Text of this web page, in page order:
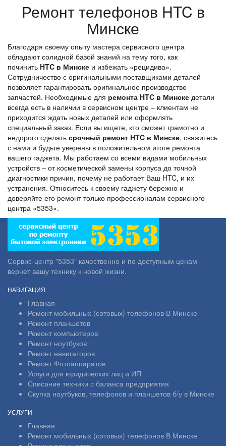
Ремонт телефонов HTC в
Минске
Благодаря своему опыту мастера сервисного центра
обладают солидной базой знаний на тему того, как
починить HTC в Минске и избежать «рецидива».
Сотрудничество с оригинальными поставщиками деталей
позволяет гарантировать оригинальное производство
запчастей. Необходимые для ремонта HTC в Минске детали
всегда есть в наличии в сервисном центре – клиентам не
приходится ждать новых деталей или оформлять
специальный заказ. Если вы ищете, кто сможет грамотно и
недорого сделать срочный ремонт HTC в Минске, свяжитесь
с нами и будьте уверены в положительном итоге ремонта
вашего гаджета. Мы работаем со всеми видами мобильных
устройств – от косметической замены корпуса до точной
диагностики причин, почему не работает Ваш HTC, и их
устранения. Относитесь к своему гаджету бережно и
доверяйте его ремонт только профессионалам сервисного
центра «5353».
Сервис-центр "5353" качественно и по доступным ценам
вернет вашу технику к новой жизни.
НАВИГАЦИЯ
Главная
Ремонт мобильных (сотовых) телефонов В Минске
Ремонт планшетов
Ремонт компьютеров
Ремонт ноутбуков
Ремонт навигаторов
Ремонт Фотоаппаратов
Услуги для юридических лиц и ИП
Списание техники с баланса предприятия
Скупка ноутбуков, телефонов и планшетов б/у в Минске
УСЛУГИ
Главная
Ремонт мобильных (сотовых) телефонов В Минске